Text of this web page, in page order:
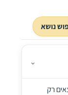
נושא
⌄
33 . אנחנו יוצאים רק